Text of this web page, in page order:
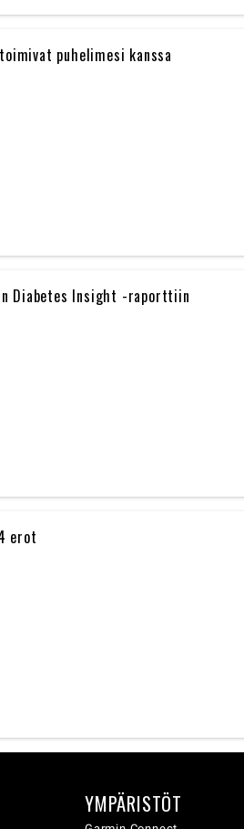
puhelimesi kanssa
Diabetes Insight -raporttiin
erot
YMPÄRISTÖT